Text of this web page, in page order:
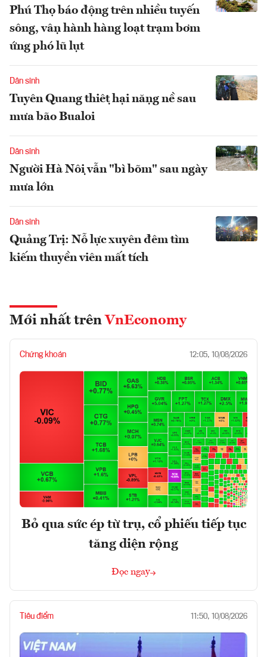
Phú Thọ báo động trên nhiều tuyến
sông, vận hành hàng loạt trạm bơm
ứng phó lũ lụt
Dân sinh
Tuyên Quang thiệt hại nặng nề sau
mưa bão Bualoi
Dân sinh
Người Hà Nội vẫn "bì bõm" sau ngày
mưa lớn
Dân sinh
Quảng Trị: Nỗ lực xuyên đêm tìm
kiếm thuyền viên mất tích
Mới nhất trên VnEconomy
Chứng khoán 12:05, 10/08/2026
Bỏ qua sức ép từ trụ, cổ phiếu tiếp tục
tăng diện rộng
Đọc ngay
Tiêu điểm 11:50, 10/08/2026